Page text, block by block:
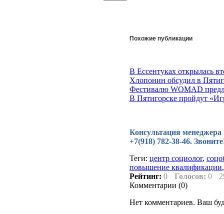
Похожие публикации
В Ессентуках открылась
Хлопонин обсудил в
Фестивалю WOMAD
В Пятигорске пройдут
Консультация менеджера
+7(918) 782-38-46.
Теги: центр социолог,
повышение квалификации
Рейтинг: 0 Голосов: 0
Комментарии (0)
Нет комментариев. Ваш